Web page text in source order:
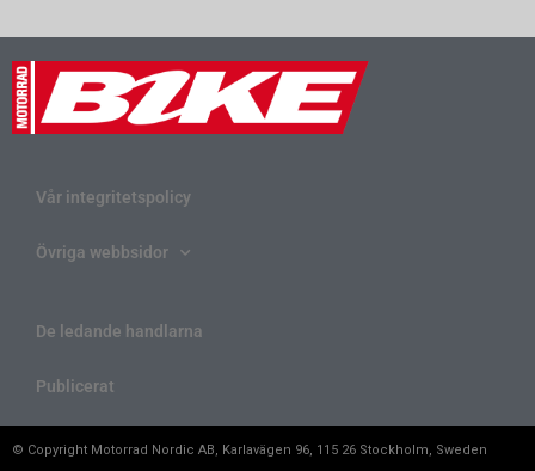
Vår integritetspolicy
Övriga webbsidor
De ledande handlarna
Publicerat
© Copyright Motorrad Nordic AB, Karlavägen 96, 115 26 Stockholm, Sweden